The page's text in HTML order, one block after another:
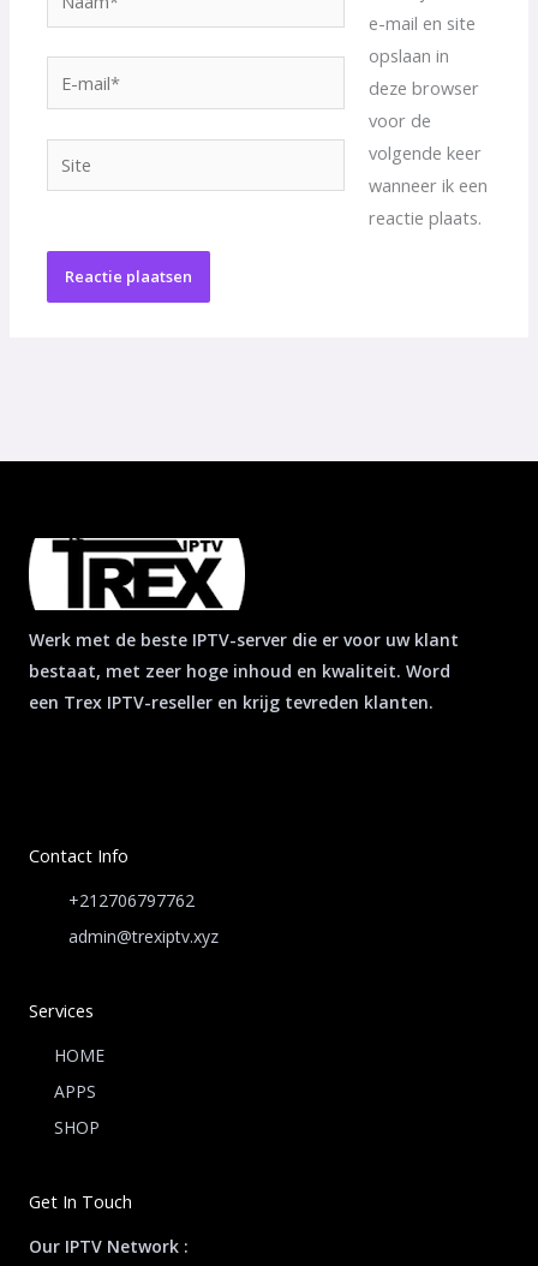
mail*
e-mail en site
opslaan in
deze browser
voor de
volgende keer
wanneer ik een
reactie plaats.
Werk met de beste IPTV-server die er voor uw klant
bestaat, met zeer hoge inhoud en kwaliteit. Word
een Trex IPTV-reseller en krijg tevreden klanten.
Contact Info
+212706797762
admin@trexiptv.xyz
Services
HOME
APPS
SHOP
Get In Touch
Our IPTV Network :